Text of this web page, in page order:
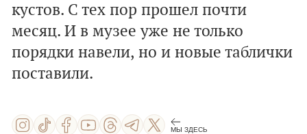
кустов. С тех пор прошел почти
месяц. И в музее уже не только
порядки навели, но и новые таблички
поставили.
МЫ ЗДЕСЬ